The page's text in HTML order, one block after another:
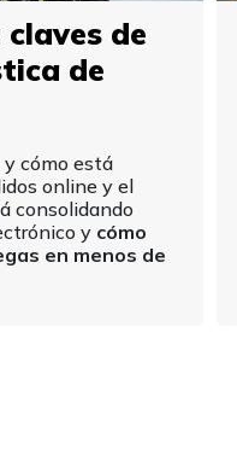
claves de
de
y cómo está
online y el
consolidando
y cómo
en menos de